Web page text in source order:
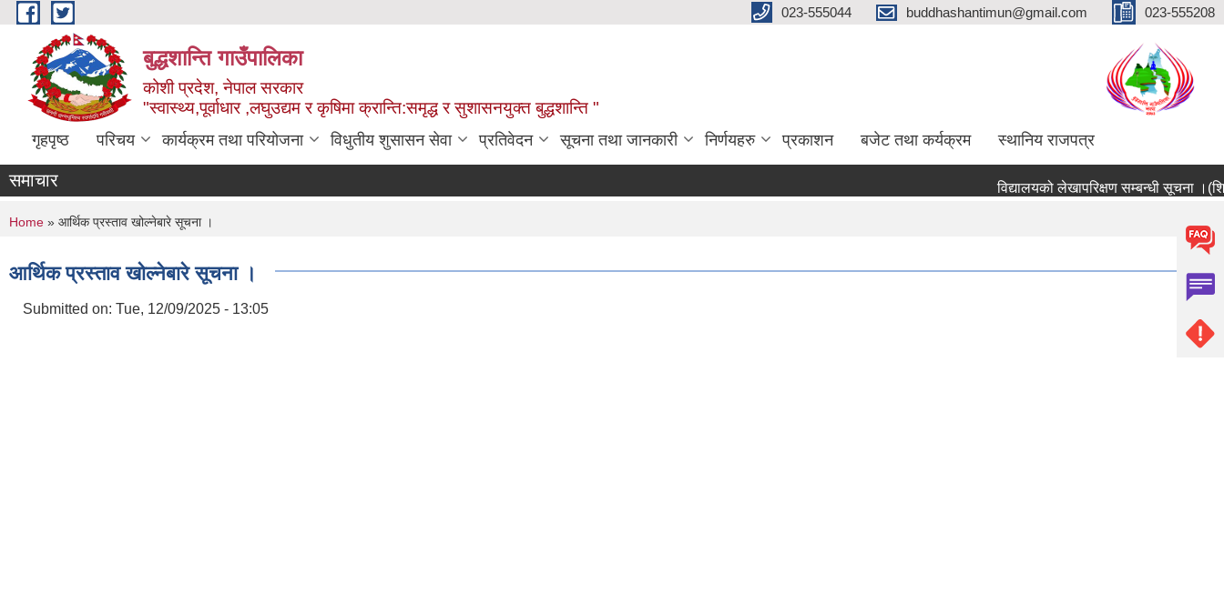
Skip to main content 023-555044 buddhashantimun@gmail.com 023-555208
बुद्धशान्ति गाउँपालिका
कोशी प्रदेश, नेपाल सरकार
"स्वास्थ्य,पूर्वाधार ,लघुउद्यम र कृषिमा क्रान्ति:समृद्ध र सुशासनयुक्त बुद्धशान्ति "
गृहपृष्ठ परिचय कार्यक्रम तथा परियोजना विधुतीय शुसासन सेवा प्रतिवेदन सूचना तथा जानकारी निर्णयहरु प्रकाशन बजेट तथा कर्यक्रम स्थानिय राजपत्र
समाचार विद्यालयको लेखापरिक्षण सम्बन्धी सूचना ।(शिक्षा
You are here
Home » आर्थिक प्रस्ताव खोल्नेबारे सूचना ।
आर्थिक प्रस्ताव खोल्नेबारे सूचना ।
Submitted on: Tue, 12/09/2025 - 13:05